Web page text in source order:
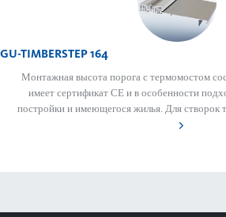
GU-TIMBER­STEP 164
Монтажная высота порога с термомо­стом
имеет сертификат CE и в особенности
пост­ройки и имеющегося жилья. Для створок